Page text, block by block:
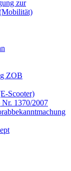
zur
ZOB
Scooter)
1370/2007